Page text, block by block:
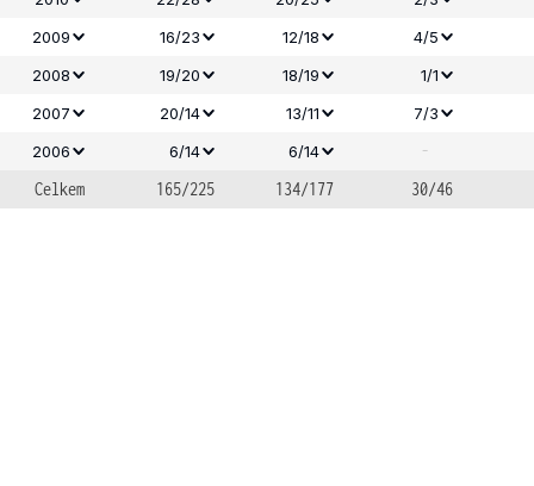
2009
16/23 12/18
4/5
2008
19/20 18/19
1/1
2007
20/14 13/11
7/3
2006
6/14 6/14
-
Celkem
165/225 134/177 30/46